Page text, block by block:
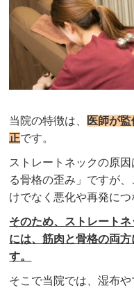
当院の特徴は、
医師が
正です。
ストレートネックの原
る骨格の歪み」ですが
けでなく悪化や再発につ
そのため、 ストレートネ
には、筋肉と骨格の両
す。
そこで当院では、湿布